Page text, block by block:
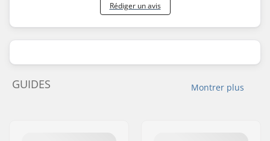
Rédiger un avis
Montrer plus
GUIDES